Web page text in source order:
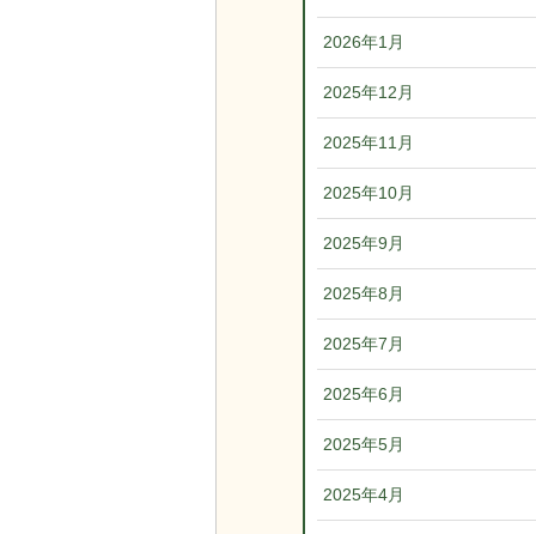
2026年1月
2025年12月
2025年11月
2025年10月
2025年9月
2025年8月
2025年7月
2025年6月
2025年5月
2025年4月